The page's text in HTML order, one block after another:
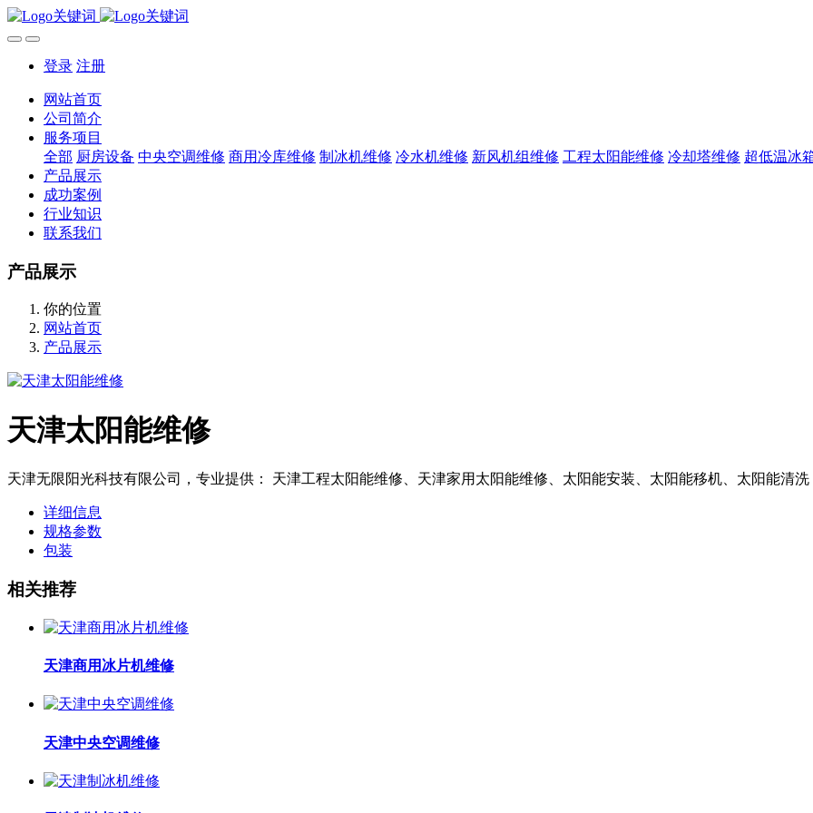
登录 注册
网站首页
公司简介
服务项目
全部 厨房设备 中央空调维修 商用冷库维修 制冰机维修 冷水机维修 新风机组维修 工程太阳能维修 冷却塔维修 超低温冰
产品展示
成功案例
行业知识
联系我们
产品展示
你的位置
网站首页
产品展示
天津太阳能维修
天津无限阳光科技有限公司，专业提供： 天津工程太阳能维修、天津家用太阳能维修、太阳能安装、太阳能移机、太阳能清洗
详细信息
规格参数
包装
相关推荐
天津商用冰片机维修
天津中央空调维修